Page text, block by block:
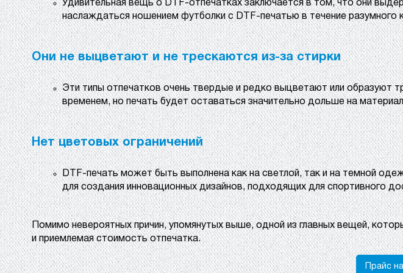
Удивительная вещь о DTF-отпечатках заключается в том, что они
наслаждаться ношением футболки с DTF-печатью в течение разумного
Они не выцветают и не трескаются из-за стирки
Эти типы отпечатков очень твердые и редко выцветают или
временем, но печать будет оставаться значительно дольше на
Нет цветовых ограничений
DTF-печать может быть выполнена как на светлой, так и на темной
для создания инновационных дизайнов, подходящих для спортивного
Помимо невероятных причин, упомянутых выше, одной из главных вещей,
и приемлемая стоимость отпечатка.
Прайс